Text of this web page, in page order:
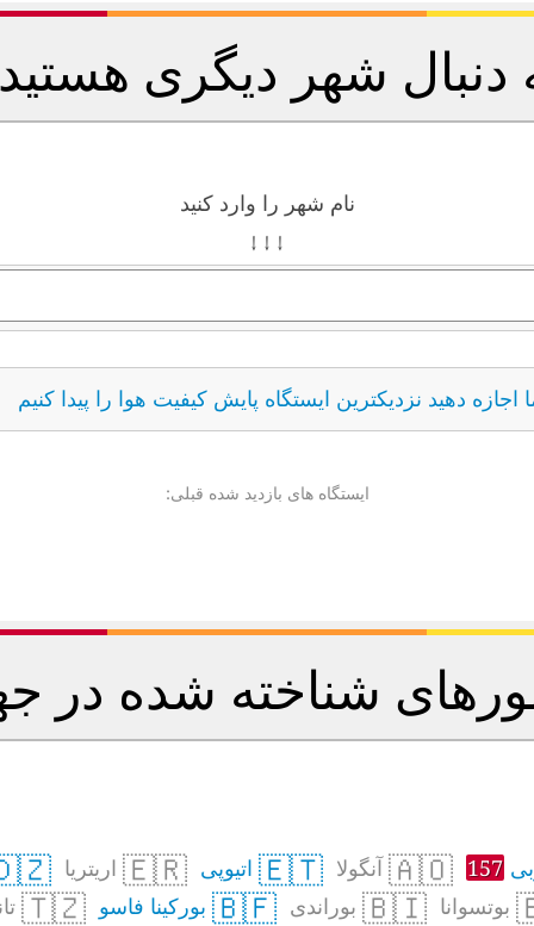
دنبال شهر دیگری
نام شهر را وارد کنید
↓ ↓ ↓
اجازه دهید نزدیکترین ایستگاه پایش کیفیت هوا را پیدا کنیم
ایستگاه های بازدید شده قبلی:
شناخته شده در
157
🇦🇴آنگولا 🇪🇹 اتیوپی 🇪🇷 اریتریا
بوتسوانا 🇧🇮 بوراندی 🇧🇫 بورکینا فاسو 🇹🇿